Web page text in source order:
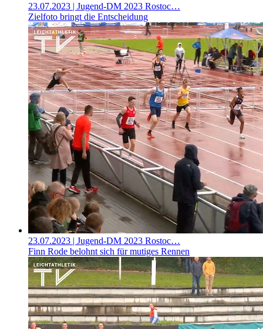
23.07.2023 | Jugend-DM 2023 Rostoc…
Zielfoto bringt die Entscheidung
23.07.2023 | Jugend-DM 2023 Rostoc…
Finn Rode belohnt sich für mutiges Rennen